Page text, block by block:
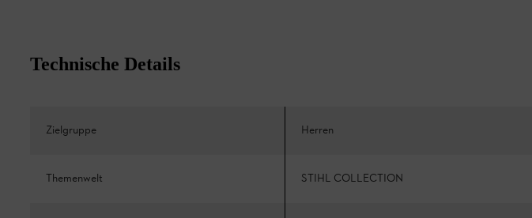
Technische Details
Zielgruppe Herren
Themenwelt STIHL COLLECTION